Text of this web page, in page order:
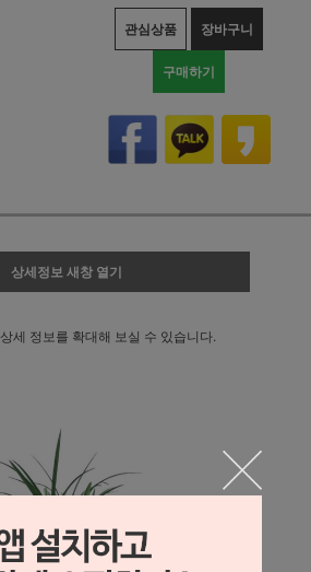
관심상품 장바구니
구매하기
상세정보 새창 열기
상세 정보를 확대해 보실 수 있습니다.